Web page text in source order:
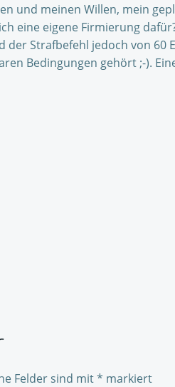
und meinen Willen, mein
eine eigene Firmierung
Strafbefehl jedoch von
Bedingungen gehört ;-).
Felder sind mit* markiert